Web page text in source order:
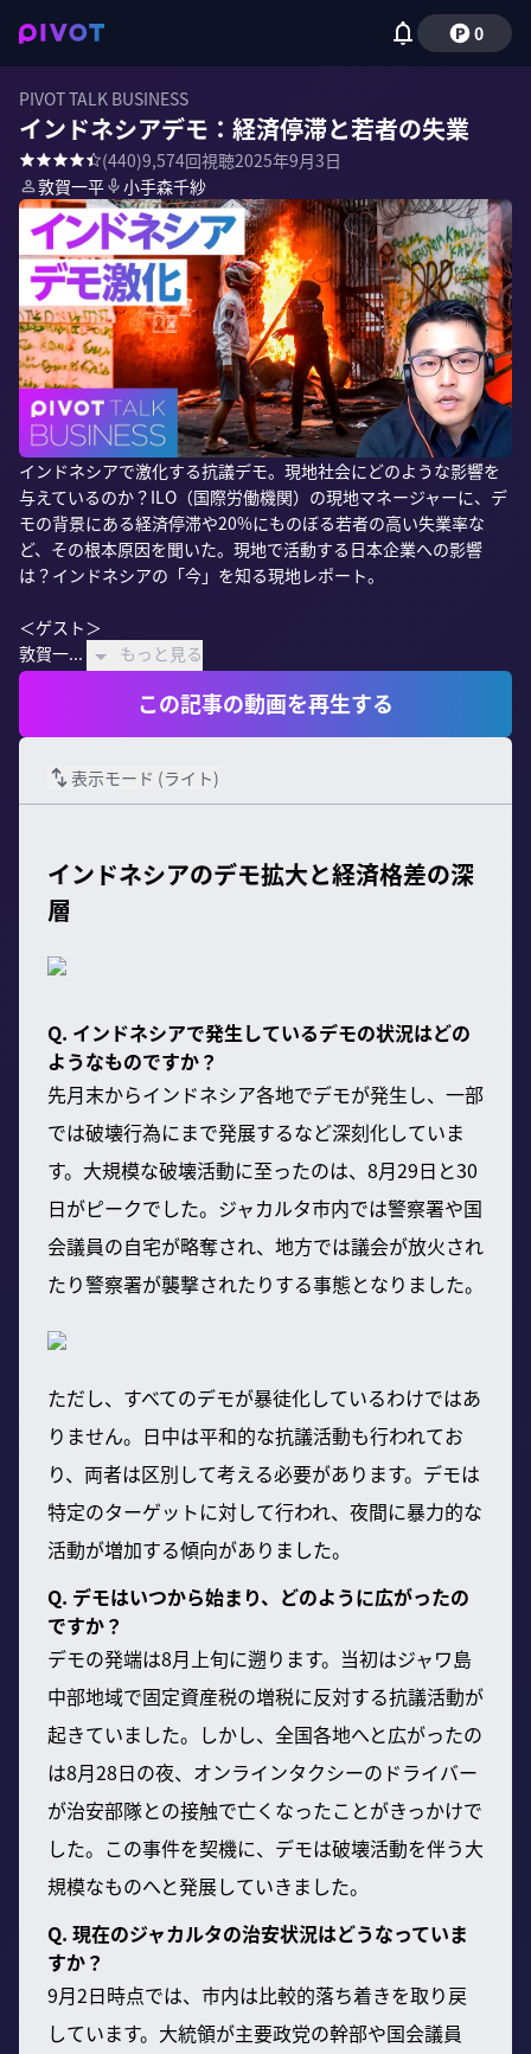
0
PIVOT TALK BUSINESS
インドネシアデモ：経済停滞と若者の失業
(440)9,574回視聴2025年9月3日
敦賀一平
小手森千紗
インドネシアで激化する抗議デモ。現地社会にどのような影響を
与えているのか？ILO（国際労働機関）の現地マネージャーに、デ
モの背景にある経済停滞や20%にものぼる若者の高い失業率な
ど、その根本原因を聞いた。現地で活動する日本企業への影響
は？インドネシアの「今」を知る現地レポート。
＜ゲスト＞
敦賀一...
もっと見る
この記事の動画を再生する
表示モード (ライト)
インドネシアのデモ拡大と経済格差の深
層
Q. インドネシアで発生しているデモの状況はどの
ようなものですか？
先月末からインドネシア各地でデモが発生し、一部
では破壊行為にまで発展するなど深刻化していま
す。大規模な破壊活動に至ったのは、8月29日と30
日がピークでした。ジャカルタ市内では警察署や国
会議員の自宅が略奪され、地方では議会が放火され
たり警察署が襲撃されたりする事態となりました。
ただし、すべてのデモが暴徒化しているわけではあ
りません。日中は平和的な抗議活動も行われてお
り、両者は区別して考える必要があります。デモは
特定のターゲットに対して行われ、夜間に暴力的な
活動が増加する傾向がありました。
Q. デモはいつから始まり、どのように広がったの
ですか？
デモの発端は8月上旬に遡ります。当初はジャワ島
中部地域で固定資産税の増税に反対する抗議活動が
起きていました。しかし、全国各地へと広がったの
は8月28日の夜、オンラインタクシーのドライバー
が治安部隊との接触で亡くなったことがきっかけで
した。この事件を契機に、デモは破壊活動を伴う大
規模なものへと発展していきました。
Q. 現在のジャカルタの治安状況はどうなっていま
すか？
9月2日時点では、市内は比較的落ち着きを取り戻
しています。大統領が主要政党の幹部や国会議員